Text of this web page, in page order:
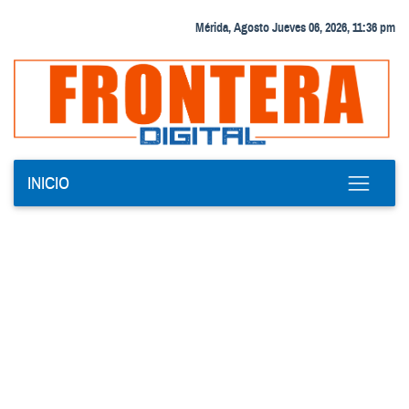
Mérida, Agosto Jueves 06, 2026, 11:36 pm
INICIO